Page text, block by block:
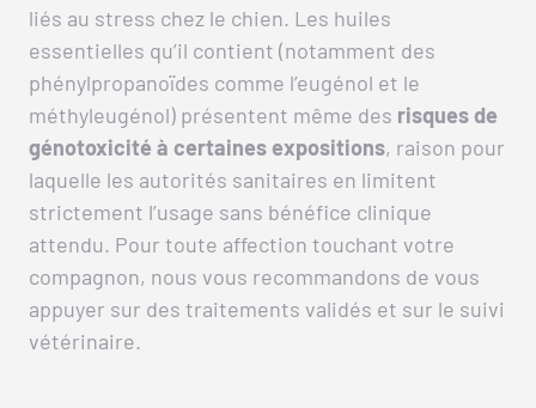
liés au stress chez le chien. Les huiles
essentielles qu’il contient (notamment des
phénylpropanoïdes comme l’eugénol et le
méthyleugénol) présentent même des risques de
génotoxicité à certaines expositions, raison pour
laquelle les autorités sanitaires en limitent
strictement l’usage sans bénéfice clinique
attendu. Pour toute affection touchant votre
compagnon, nous vous recommandons de vous
appuyer sur des traitements validés et sur le suivi
vétérinaire.